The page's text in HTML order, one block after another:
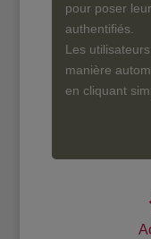
pour poser
authentifiés.
Les
manière
en cliquant